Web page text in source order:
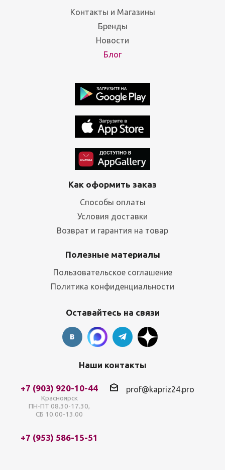
Контакты и Магазины
Бренды
Новости
Блог
Как оформить заказ
Способы оплаты
Условия доставки
Возврат и гарантия на товар
Полезные материалы
Пользовательское соглашение
Политика конфиденциальности
Оставайтесь на связи
Наши контакты
+7 (903) 920-10-44
Красноярск
ПН-ПТ 08.30-17.30,
СБ 10.00-13.00
+7 (953) 586-15-51
prof@kapriz24.pro